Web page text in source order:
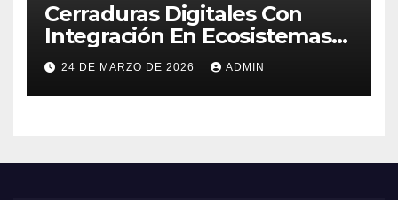
Cerraduras Digitales Con
Integración En Ecosistemas
Domóticos
24 DE MARZO DE 2026 ADMIN